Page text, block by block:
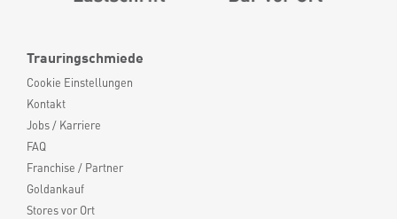
Trauringschmiede
Cookie Einstellungen
Kontakt
Jobs / Karriere
FAQ
Franchise / Partner
Goldankauf
Stores vor Ort